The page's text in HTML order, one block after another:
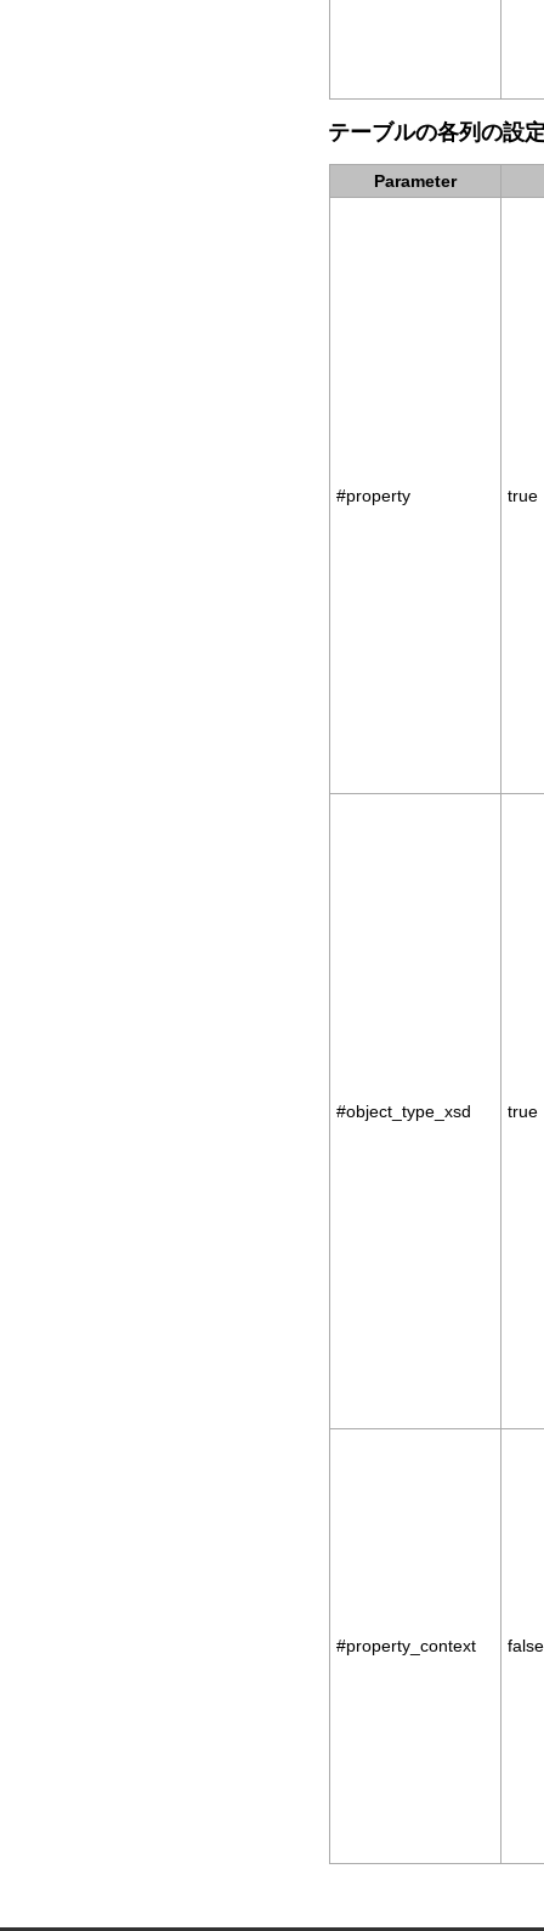
テーブルの各列の設
Parameter
#property true
#object_type_xsd true
#property_context false